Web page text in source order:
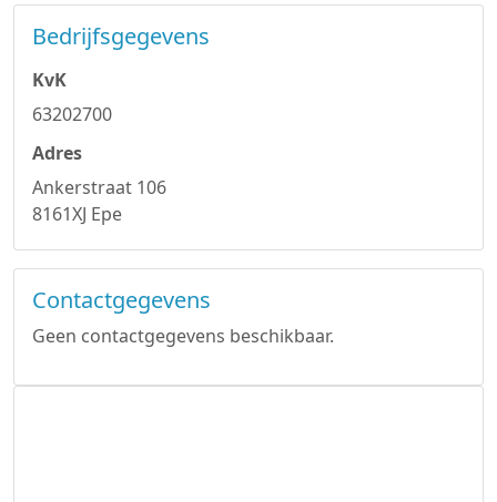
Bedrijfsgegevens
KvK
63202700
Adres
Ankerstraat 106
8161XJ Epe
Contactgegevens
Geen contactgegevens beschikbaar.